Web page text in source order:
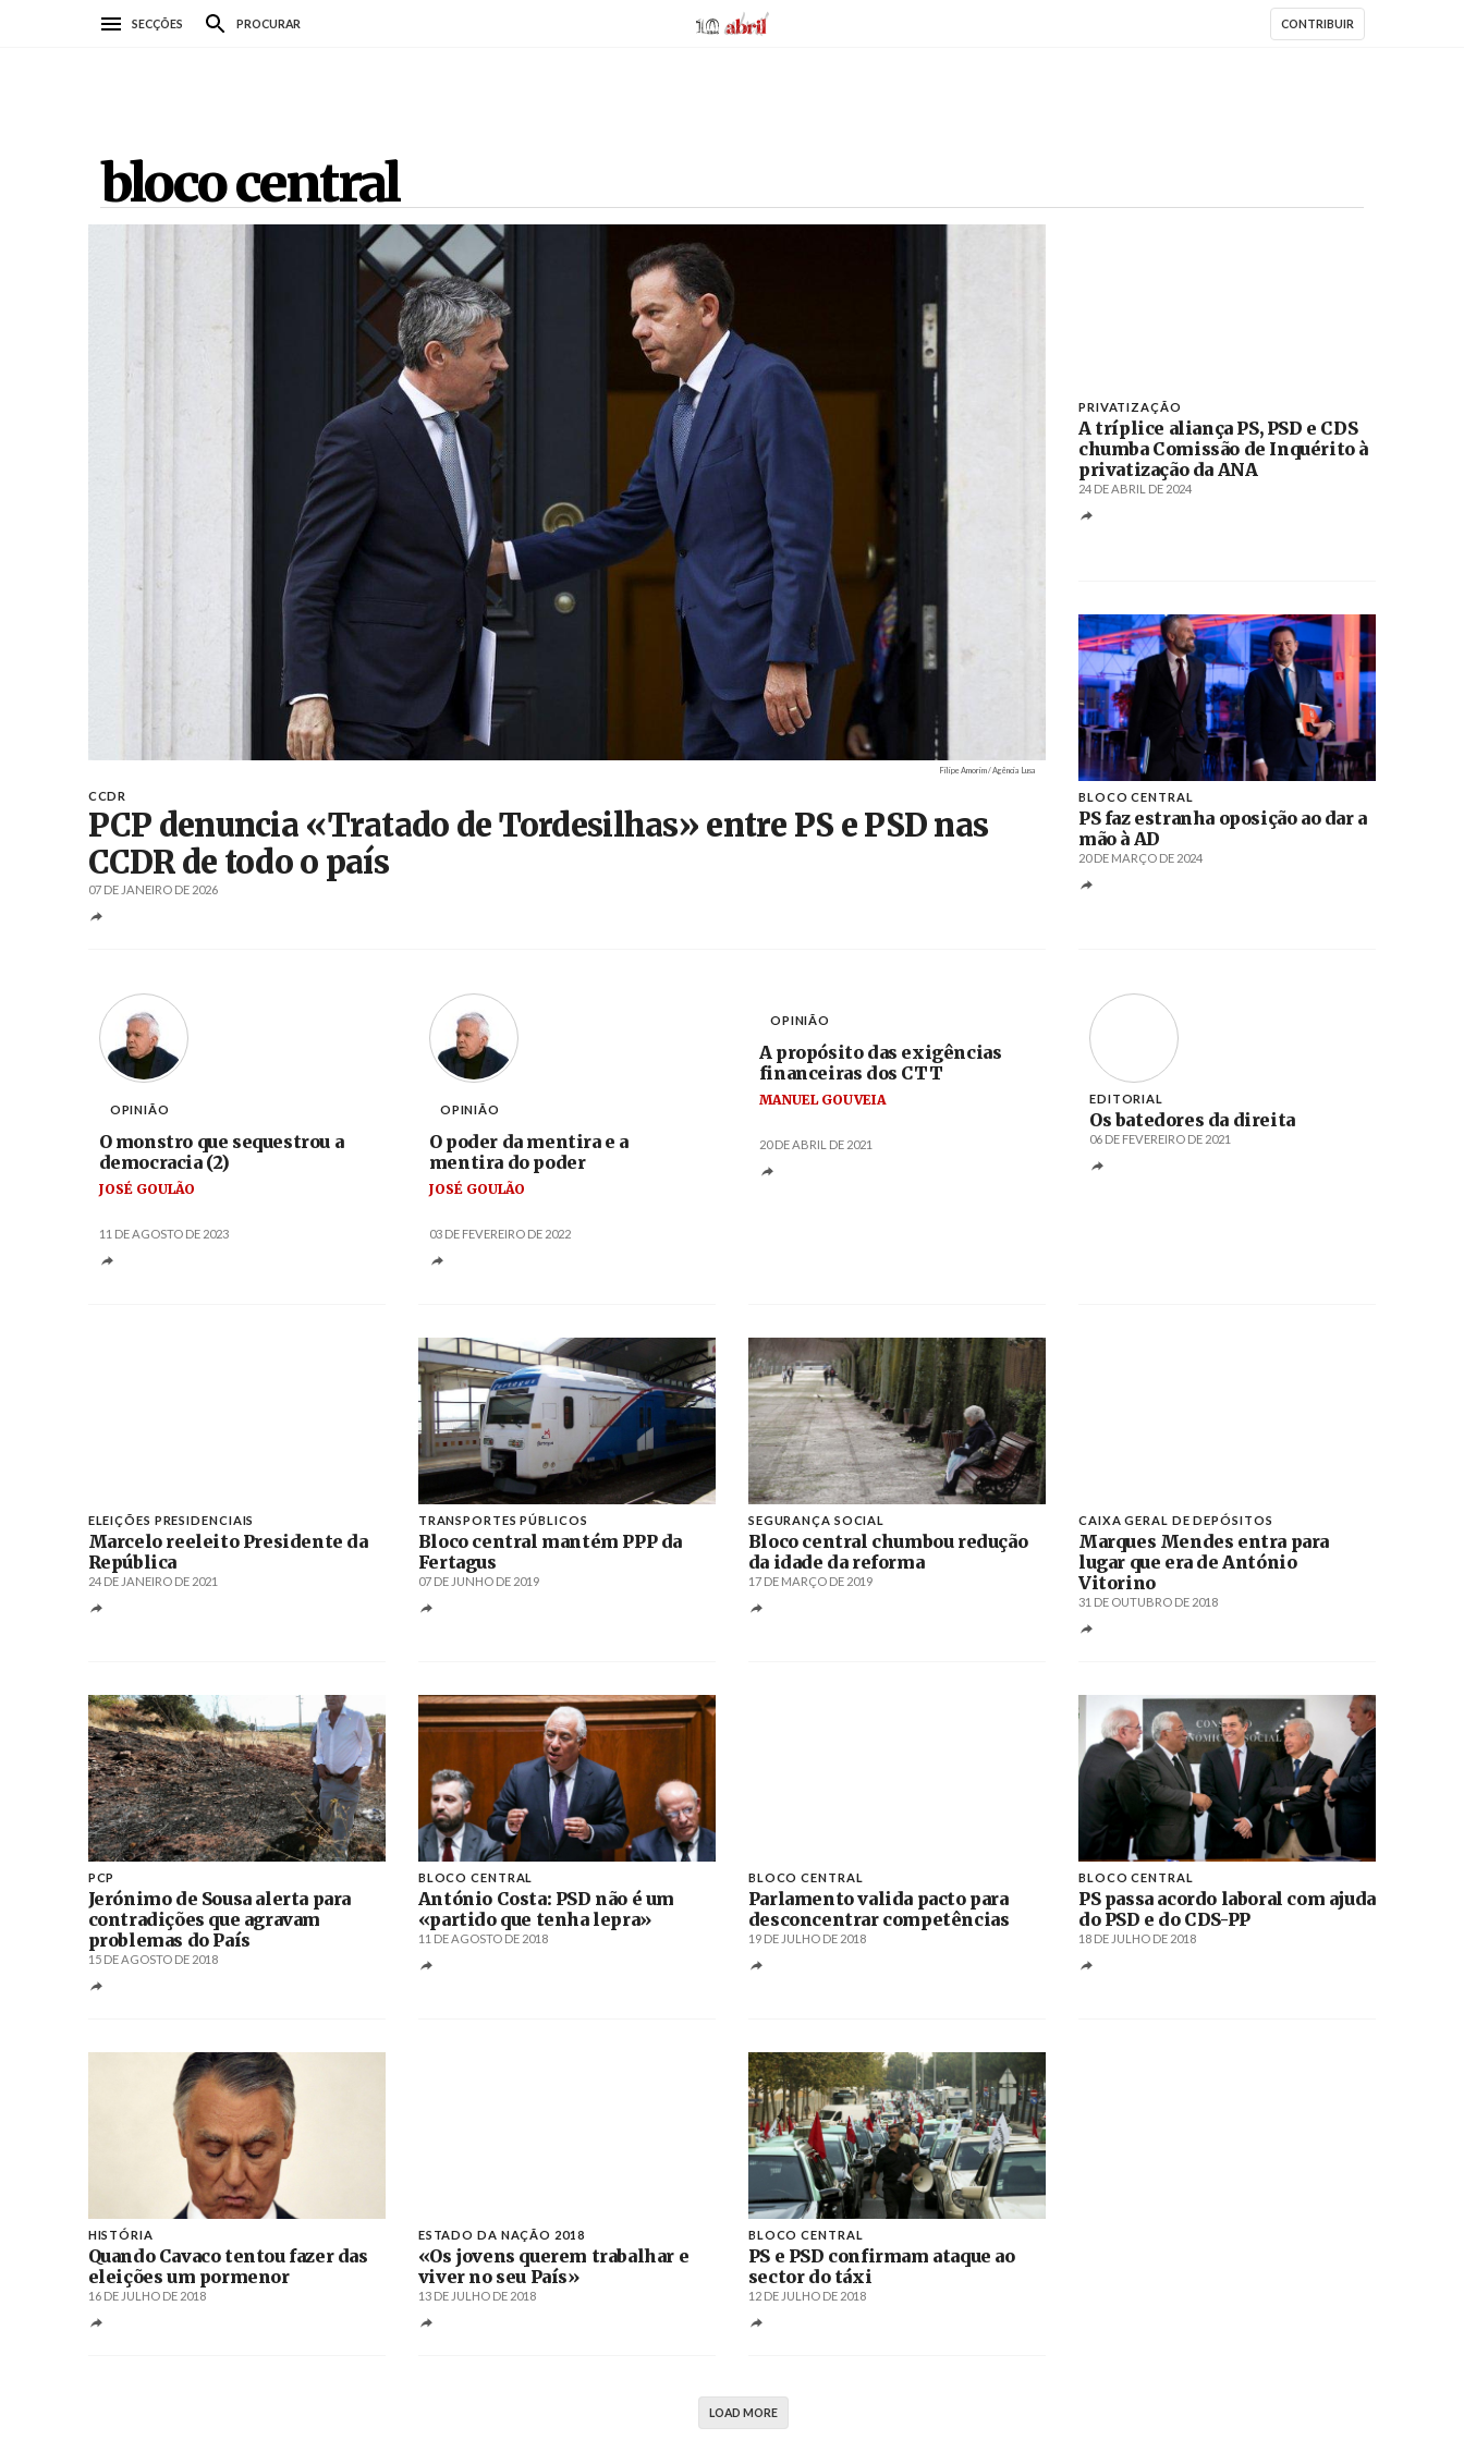
SECÇÕES PROCURAR AbrilAbril CONTRIBUIR
bloco central
Créditos
Filipe Amorim / Agência Lusa
CCDR
PCP denuncia «Tratado de Tordesilhas» entre PS e PSD nas
CCDR de todo o país
07 DE JANEIRO DE 2026
PRIVATIZAÇÃO
A tríplice aliança PS, PSD e CDS
chumba Comissão de Inquérito à
privatização da ANA
24 DE ABRIL DE 2024
BLOCO CENTRAL
PS faz estranha oposição ao dar a
mão à AD
20 DE MARÇO DE 2024
OPINIÃO
O monstro que sequestrou a
democracia (2)
JOSÉ GOULÃO
11 DE AGOSTO DE 2023
OPINIÃO
O poder da mentira e a
mentira do poder
JOSÉ GOULÃO
03 DE FEVEREIRO DE 2022
OPINIÃO
A propósito das exigências
financeiras dos CTT
MANUEL GOUVEIA
20 DE ABRIL DE 2021
EDITORIAL
Os batedores da direita
06 DE FEVEREIRO DE 2021
ELEIÇÕES PRESIDENCIAIS
Marcelo reeleito Presidente da
República
24 DE JANEIRO DE 2021
TRANSPORTES PÚBLICOS
Bloco central mantém PPP da
Fertagus
07 DE JUNHO DE 2019
SEGURANÇA SOCIAL
Bloco central chumbou redução
da idade da reforma
17 DE MARÇO DE 2019
CAIXA GERAL DE DEPÓSITOS
Marques Mendes entra para
lugar que era de António
Vitorino
31 DE OUTUBRO DE 2018
PCP
Jerónimo de Sousa alerta para
contradições que agravam
problemas do País
15 DE AGOSTO DE 2018
BLOCO CENTRAL
António Costa: PSD não é um
«partido que tenha lepra»
11 DE AGOSTO DE 2018
BLOCO CENTRAL
Parlamento valida pacto para
desconcentrar competências
19 DE JULHO DE 2018
BLOCO CENTRAL
PS passa acordo laboral com ajuda
do PSD e do CDS-PP
18 DE JULHO DE 2018
HISTÓRIA
Quando Cavaco tentou fazer das
eleições um pormenor
16 DE JULHO DE 2018
ESTADO DA NAÇÃO 2018
«Os jovens querem trabalhar e
viver no seu País»
13 DE JULHO DE 2018
BLOCO CENTRAL
PS e PSD confirmam ataque ao
sector do táxi
12 DE JULHO DE 2018
LOAD MORE